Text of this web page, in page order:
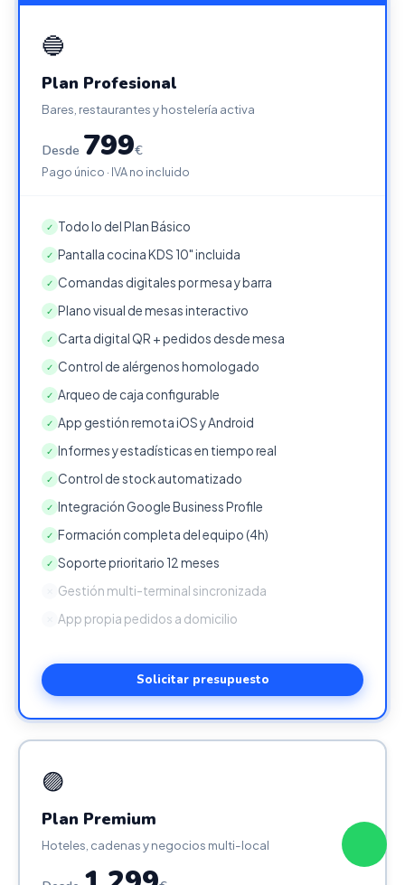
🔵
Plan Profesional
Bares, restaurantes y hostelería activa
Desde 799€
Pago único · IVA no incluido
✓ Todo lo del Plan Básico
✓ Pantalla cocina KDS 10" incluida
✓ Comandas digitales por mesa y barra
✓ Plano visual de mesas interactivo
✓ Carta digital QR + pedidos desde mesa
✓ Control de alérgenos homologado
✓ Arqueo de caja configurable
✓ App gestión remota iOS y Android
✓ Informes y estadísticas en tiempo real
✓ Control de stock automatizado
✓ Integración Google Business Profile
✓ Formación completa del equipo (4h)
✓ Soporte prioritario 12 meses
Gestión multi-terminal sincronizada
App propia pedidos a domicilio
Solicitar presupuesto
🟣
Plan Premium
Hoteles, cadenas y negocios multi-local